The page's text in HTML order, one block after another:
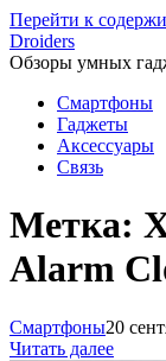
Перейти к
Droiders
Обзоры умных
Смартфоны
Гаджеты
Аксессуары
Связь
Метка:
Alarm
Смартфоны20
Читать далее